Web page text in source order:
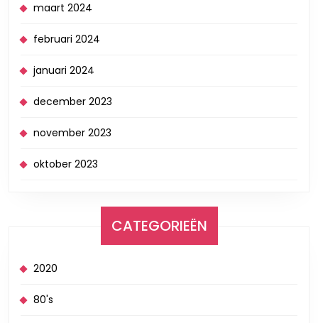
maart 2024
februari 2024
januari 2024
december 2023
november 2023
oktober 2023
CATEGORIEËN
2020
80's